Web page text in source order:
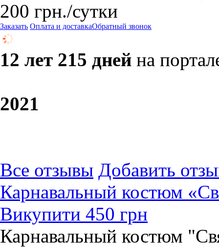
200 грн./сутки
Заказать Оплата и доставкаОбратный звонок
12 лет 215 дней на
2021
Все отзывы Добавить
Карнавальный костюм
Викупити 450 грн
Карнавальный костюм